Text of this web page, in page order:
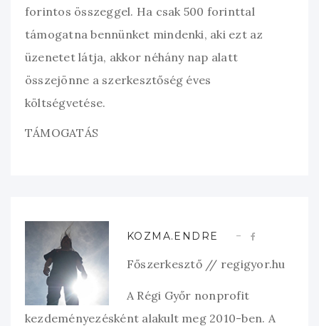
forintos összeggel. Ha csak 500 forinttal
támogatna bennünket mindenki, aki ezt az
üzenetet látja, akkor néhány nap alatt
összejönne a szerkesztőség éves
költségvetése.
TÁMOGATÁS
KOZMA.ENDRE
Főszerkesztő // regigyor.hu
A Régi Győr nonprofit
kezdeményezésként alakult meg 2010-ben. A